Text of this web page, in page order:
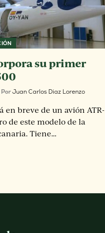
su primer
PorJuan Carlos Diaz Lorenzo
en breve de un avión ATR-
de este modelo de la
Tiene…